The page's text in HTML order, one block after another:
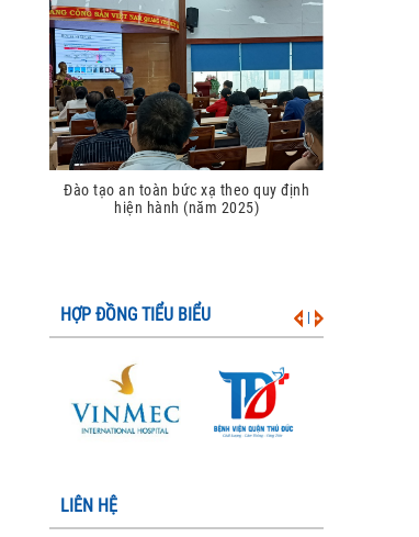
Đào tạo an toàn bức xạ theo quy định
hiện hành (năm 2025)
HỢP ĐỒNG TIỂU BIỂU
LIÊN HỆ